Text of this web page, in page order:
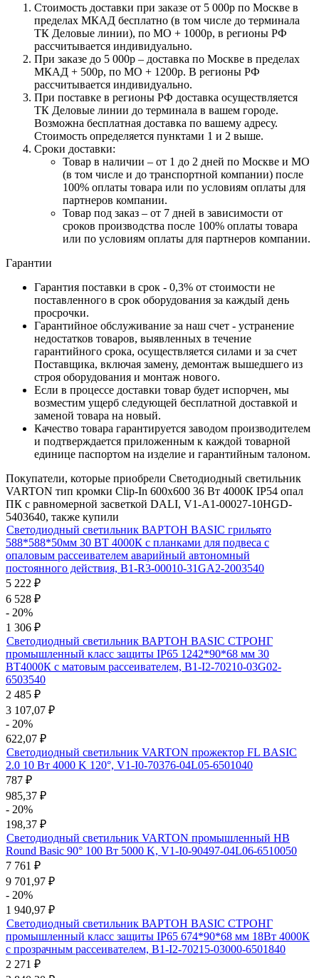
Стоимость доставки при заказе от 5 000р по Москве в
пределах МКАД бесплатно (в том числе до терминала
ТК Деловые линии), по МО + 1000р, в регионы РФ
рассчитывается индивидуально.
При заказе до 5 000р – доставка по Москве в пределах
МКАД + 500р, по МО + 1200р. В регионы РФ
рассчитывается индивидуально.
При поставке в регионы РФ доставка осуществляется
ТК Деловые линии до терминала в вашем городе.
Возможна бесплатная доставка по вашему адресу.
Стоимость определяется пунктами 1 и 2 выше.
Сроки доставки:
Товар в наличии – от 1 до 2 дней по Москве и МО
(в том числе и до транспортной компании) после
100% оплаты товара или по условиям оплаты для
партнеров компании.
Товар под заказ – от 7 дней в зависимости от
сроков производства после 100% оплаты товара
или по условиям оплаты для партнеров компании.
Гарантии
Гарантия поставки в срок - 0,3% от стоимости не
поставленного в срок оборудования за каждый день
просрочки.
Гарантийное обслуживание за наш счет - устранение
недостатков товаров, выявленных в течение
гарантийного срока, осуществляется силами и за счет
Поставщика, включая замену, демонтаж вышедшего из
строя оборудования и монтаж нового.
Если в процессе доставки товар будет испорчен, мы
возместим ущерб следующей бесплатной доставкой и
заменой товара на новый.
Качество товара гарантируется заводом производителем
и подтверждается приложенным к каждой товарной
единице паспортом на изделие и гарантийным талоном.
Покупатели, которые приобрели Светодиодный светильник
VARTON тип кромки Clip-In 600х600 36 Вт 4000К IP54 опал
ПК с равномерной засветкой DALI, V1-A1-00027-10HGD-
5403640, также купили
Светодиодный светильник ВАРТОН BASIC грильято
588*588*50мм 30 ВТ 4000К с планками для подвеса с
опаловым рассеивателем аварийный автономный
постоянного действия, B1-R3-00010-31GA2-2003540
5 222 ₽
6 528 ₽
- 20%
1 306 ₽
Светодиодный светильник ВАРТОН BASIC СТРОНГ
промышленный класс защиты IP65 1242*90*68 мм 30
ВТ4000К с матовым рассеивателем, B1-I2-70210-03G02-
6503540
2 485 ₽
3 107,07 ₽
- 20%
622,07 ₽
Светодиодный светильник VARTON прожектор FL BASIC
2.0 10 Вт 4000 K 120°, V1-I0-70376-04L05-6501040
787 ₽
985,37 ₽
- 20%
198,37 ₽
Светодиодный светильник VARTON промышленный HB
Round Basic 90° 100 Вт 5000 K, V1-I0-90497-04L06-6510050
7 761 ₽
9 701,97 ₽
- 20%
1 940,97 ₽
Светодиодный светильник ВАРТОН BASIC СТРОНГ
промышленный класс защиты IP65 674*90*68 мм 18Вт 4000К
с прозрачным рассеивателем, B1-I2-70215-03000-6501840
2 271 ₽